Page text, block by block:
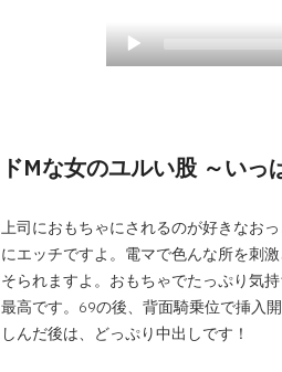
ドMな女のユルい股 ～い
上司におもちゃにされるのが好きなお
にエッチですよ。電マで色んな所を刺
そられますよ。おもちゃでたっぷり気
最高です。69の後、背面騎乗位で挿入
しんだ後は、どっぷり中出しです！